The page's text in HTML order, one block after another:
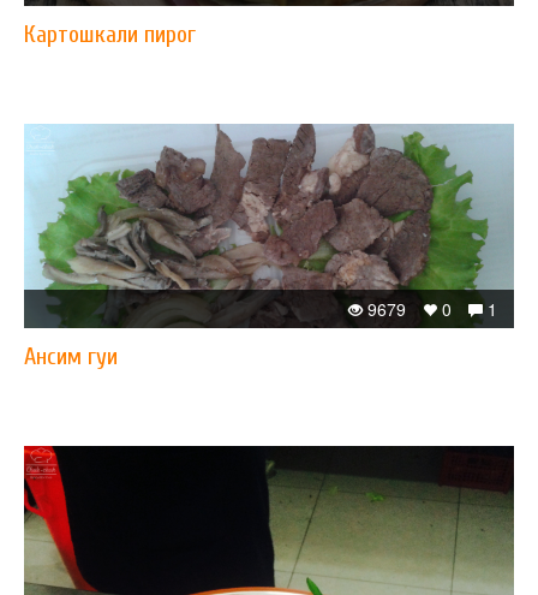
Картошкали пирог
1
0
9679
Ансим гуи